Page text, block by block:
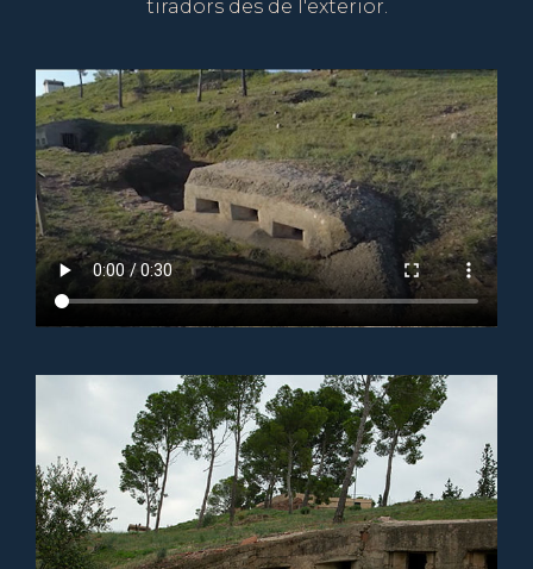
tiradors des de l'exterior.